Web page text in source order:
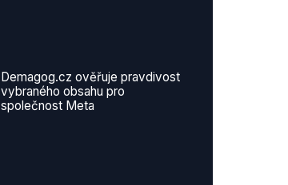
Demagog.cz ověřuje pravdivost
vybraného obsahu pro
společnost Meta